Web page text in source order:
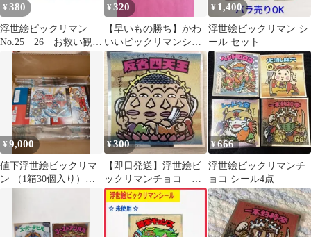
¥ 380
浮世絵ビックリマン
No.25 26 お救い観
音 お助けさん グリ
¥320
【早いもの勝ち】かわ
いいビックリマンシー
ル 静天女
¥ 1,400
浮世絵ビックリマン シ
ール セット
¥9,000
値下浮世絵ビックリマ
ン （1箱30個入り）✕2
¥300
【即日発送】浮世絵ビ
ックリマンチョコ
No.29 反省四天王 ま
とめ売り歓迎！
¥666
浮世絵ビックリマンチ
ョコ シール4点